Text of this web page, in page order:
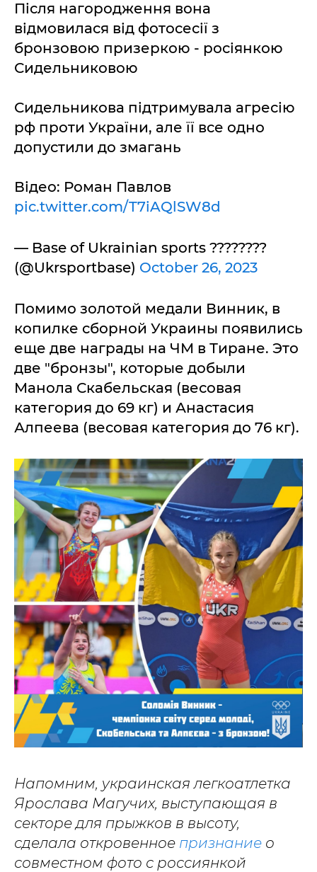
Після нагородження вона
відмовилася від фотосесії з
бронзовою призеркою - росіянкою
Сидельниковою
Сидельникова підтримувала агресію
рф проти України, але її все одно
допустили до змагань
Відео: Роман Павлов
pic.twitter.com/T7iAQlSW8d
— Base of Ukrainian sports ????????
(@Ukrsportbase) October 26, 2023
Помимо золотой медали Винник, в
копилке сборной Украины появились
еще две награды на ЧМ в Тиране. Это
две "бронзы", которые добыли
Манола Скабельская (весовая
категория до 69 кг) и Анастасия
Алпеева (весовая категория до 76 кг).
Напомним, украинская легкоатлетка
Ярослава Магучих, выступающая в
секторе для прыжков в высоту,
сделала откровенное признание о
совместном фото с россиянкой